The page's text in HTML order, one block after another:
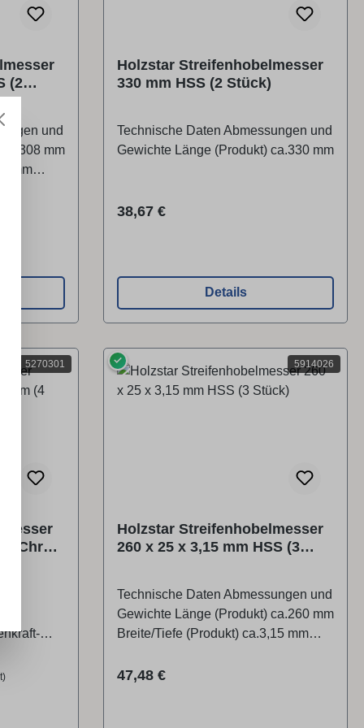
(2
und
mm
mm
Holzstar Streifenhobelmesser
330 mm HSS (2 Stück)
Technische Daten Abmessungen und
Gewichte Länge (Produkt) ca.330 mm
Regulärer Preis:
38,67 €
Details
5270301
Chrom
5914026
✓
Holzstar Streifenhobelmesser
260 x 25 x 3,15 mm HSS (3
Technische Daten Abmessungen und
Gewichte Länge (Produkt) ca.260 mm
Breite/Tiefe (Produkt) ca.3,15 mm
Regulärer Preis:
47,48 €